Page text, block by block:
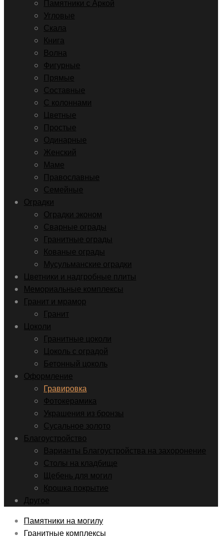
Памятники с Аркой
Угловые
Скала
Книга
Волна
Фигурные
Прямые
Составные
С колоннами
Цветные
Простые
Одинарные
Женский
Маме
Православные
Семейные
Оградки
Оградки эконом
Сварные ограды
Гранитные ограды
Кованые ограды
Мусульманские оградки
Цветники и надгробные плиты
Мемориальные комплексы
Гранит и мрамор
Гранит
Цоколи
Гранитные цоколи
Цоколь с оградой
Бетонный цоколь
Оформление
Гравировка
Фотокерамика
Украшения из бронзы
Сусальное золото
Благоустройство
Варианты Благоустройства на захоронение
Столы на кладбище
Щебень для могил
Крошка покрытие
Другое
Памятники на могилу
Гранитные комплексы